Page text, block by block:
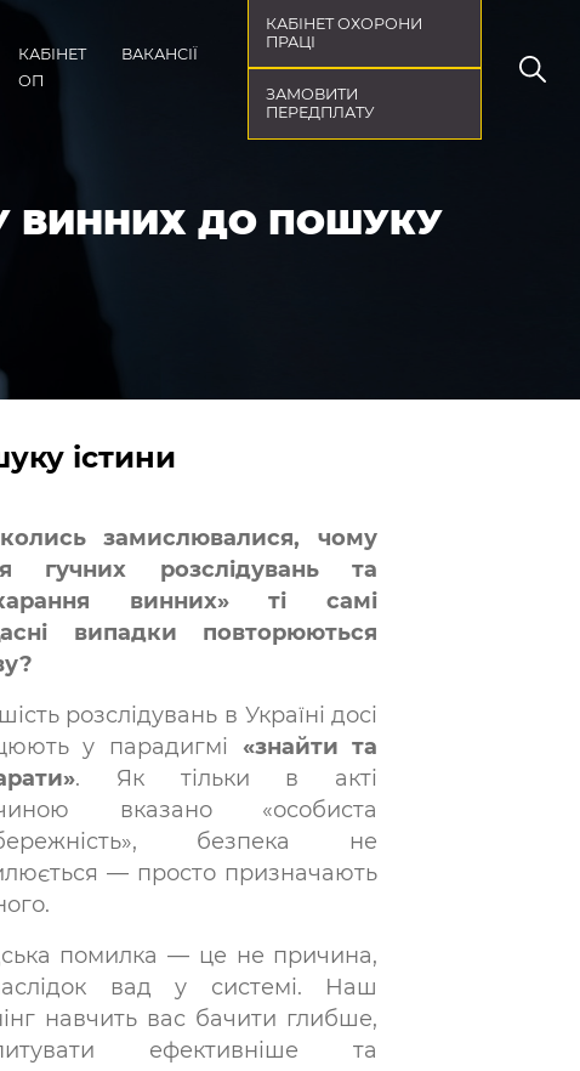
КАБІНЕТ
ОП
ВАКАНСІЇ
КАБІНЕТ ОХОРОНИ
ПРАЦІ
ЗАМОВИТИ
ПЕРЕДПЛАТУ
ВИННИХ ДО ПОШУКУ
істини
замислювалися, чому
гучних розслідувань та
винних» ті самі
випадки повторюються
розслідувань в Україні досі
у парадигмі «знайти та
. Як тільки в акті
вказано «особиста
безпека не
— просто призначають
помилка — це не причина,
вад у системі. Наш
навчить вас бачити глибше,
ефективніше та